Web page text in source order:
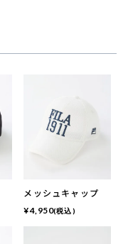
メッシュキャップ
¥4,950(税込)